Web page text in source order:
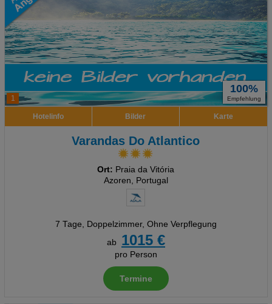
1
100%
Empfehlung
Hotelinfo Bilder Karte
Varandas Do Atlantico
Ort: Praia da Vitória
Azoren, Portugal
7 Tage, Doppelzimmer, Ohne Verpflegung
ab
1015 €
pro Person
Termine